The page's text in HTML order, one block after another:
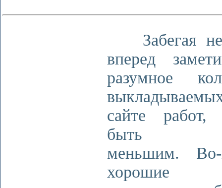
Забегая
вперед
разумное
сайте работ,
быть
меньшим. Во-
хорошие